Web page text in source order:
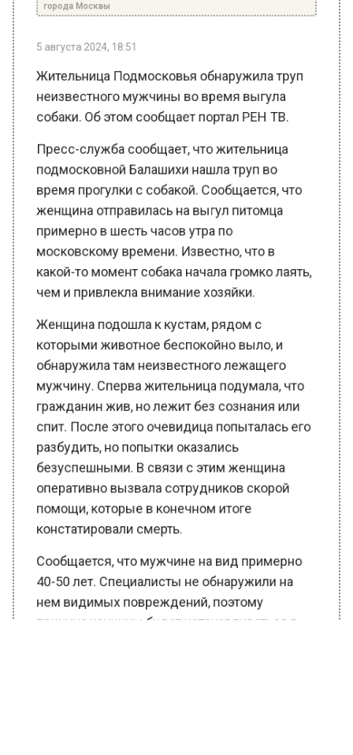
5 августа 2024, 18:51
Жительница Подмосковья обнаружила труп
неизвестного мужчины во время выгула
собаки. Об этом сообщает портал РЕН ТВ.
Пресс-служба сообщает, что жительница
подмосковной Балашихи нашла труп во
время прогулки с собакой. Сообщается, что
женщина отправилась на выгул питомца
примерно в шесть часов утра по
московскому времени. Известно, что в
какой-то момент собака начала громко лаять,
чем и привлекла внимание хозяйки.
которыми животное беспокойно выло, и
обнаружила там неизвестного лежащего
мужчину. Сперва жительница подумала, что
гражданин жив, но лежит без сознания или
спит. После этого очевидица попыталась его
разбудить, но попытки оказались
безуспешными. В связи с этим женщина
оперативно вызвала сотрудников скорой
помощи, которые в конечном итоге
констатировали смерть.
Сообщается, что мужчине на вид примерно
40-50 лет. Специалисты не обнаружили на
нем видимых повреждений, поэтому